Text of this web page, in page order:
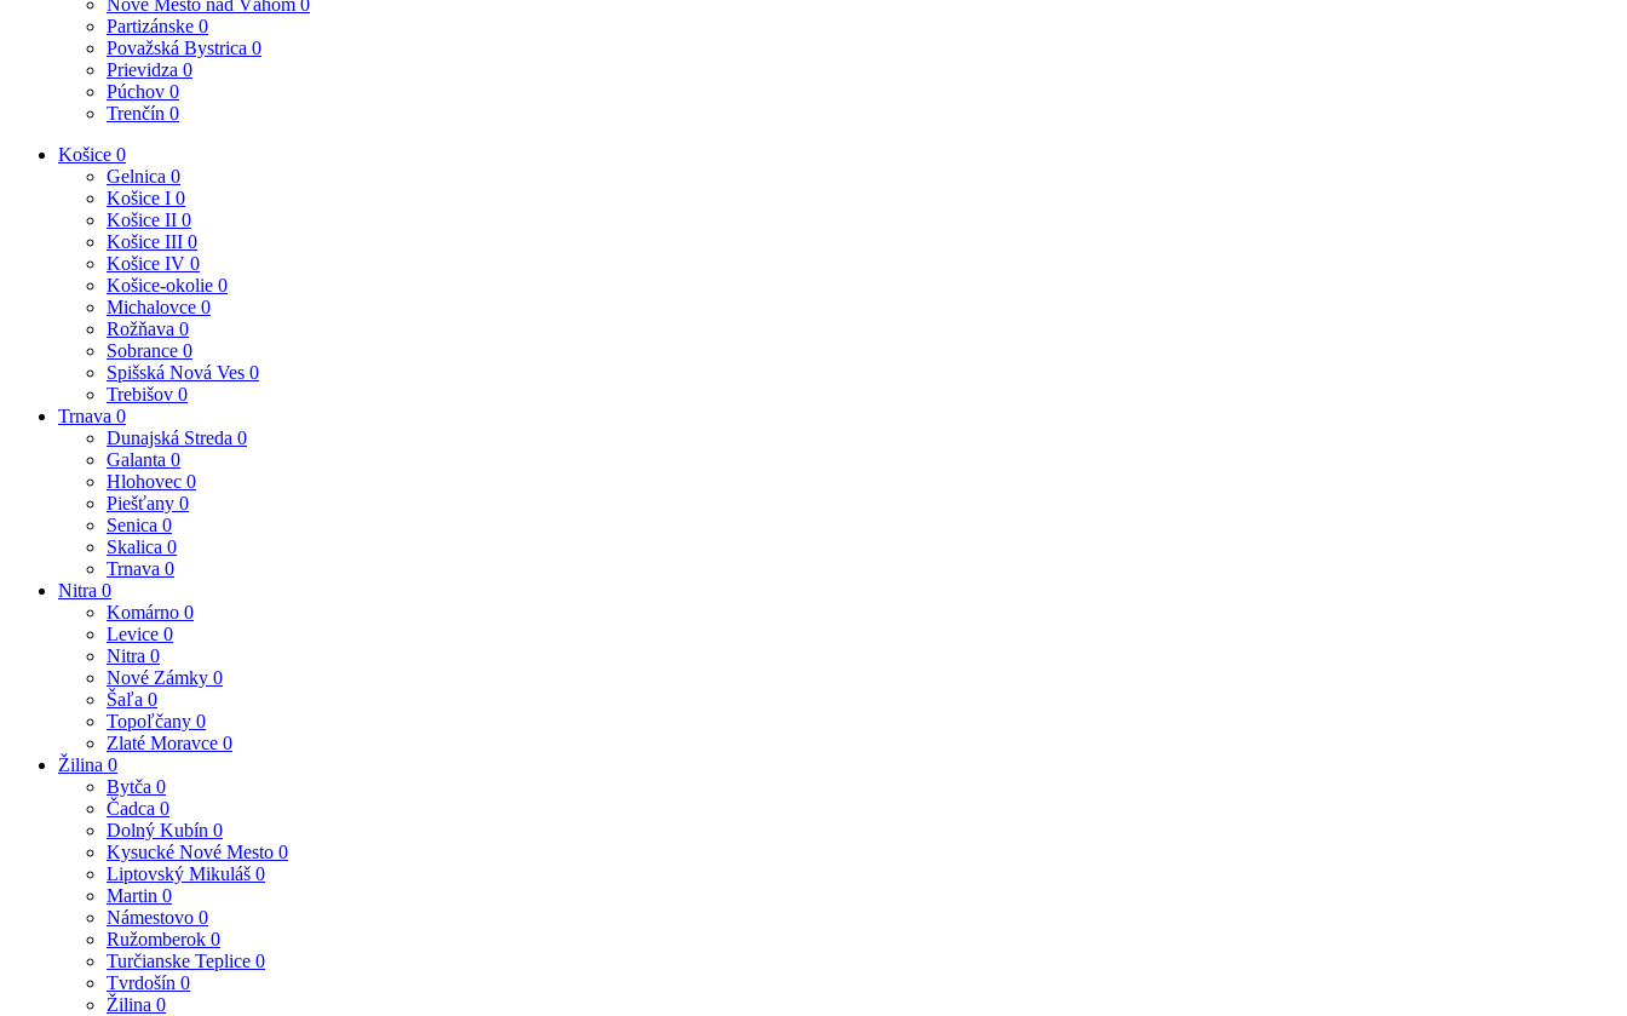
Nové Mesto nad Váhom 0
Partizánske 0
Považská Bystrica 0
Prievidza 0
Púchov 0
Trenčín 0
Košice 0
Gelnica 0
Košice I 0
Košice II 0
Košice III 0
Košice IV 0
Košice-okolie 0
Michalovce 0
Rožňava 0
Sobrance 0
Spišská Nová Ves 0
Trebišov 0
Trnava 0
Dunajská Streda 0
Galanta 0
Hlohovec 0
Piešťany 0
Senica 0
Skalica 0
Trnava 0
Nitra 0
Komárno 0
Levice 0
Nitra 0
Nové Zámky 0
Šaľa 0
Topoľčany 0
Zlaté Moravce 0
Žilina 0
Bytča 0
Čadca 0
Dolný Kubín 0
Kysucké Nové Mesto 0
Liptovský Mikuláš 0
Martin 0
Námestovo 0
Ružomberok 0
Turčianske Teplice 0
Tvrdošín 0
Žilina 0